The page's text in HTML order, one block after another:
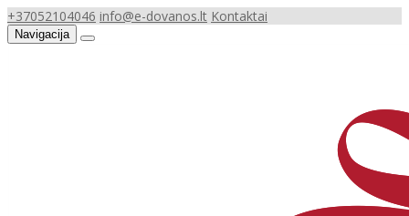
+37052104046 info@e-dovanos.lt Kontaktai
Navigacija